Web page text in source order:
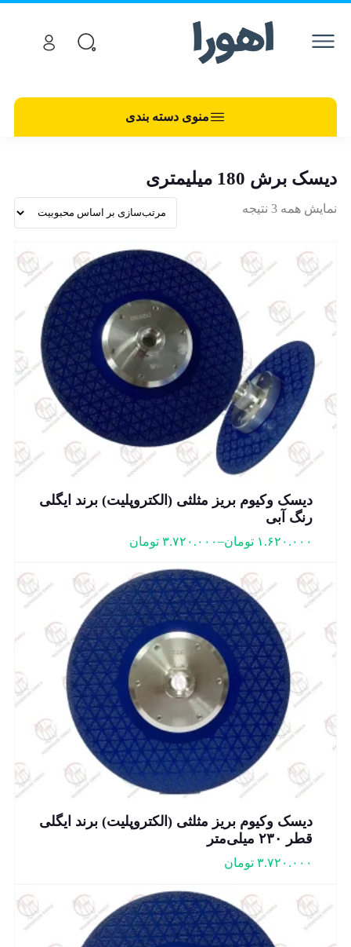
منوی دسته بندی
دیسک برش 180 میلیمتری
نمایش همه 3 نتیجه
دیسک وکیوم بریز مثلثی (الکتروپلیت) برند ایگلی
رنگ آبی
۱.۶۲۰.۰۰۰ تومان–۳.۷۲۰.۰۰۰ تومان
دیسک وکیوم بریز مثلثی (الکتروپلیت) برند ایگلی
قطر ۲۳۰ میلی‌متر
۳.۷۲۰.۰۰۰ تومان